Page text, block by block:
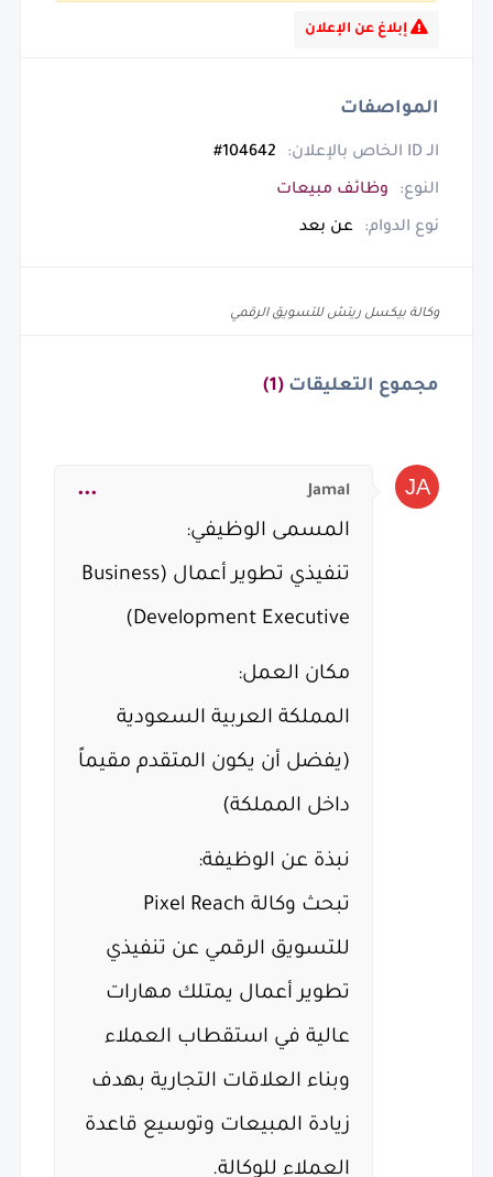
إبلاغ عن الإعلان
المواصفات
الـ ID الخاص بالإعلان: 104642#
النوع: وظائف مبيعات
نوع الدوام: عن بعد
وكالة بيكسل ريتش للتسويق الرقمي
مجموع التعليقات (1)
Jamal
المسمى الوظيفي:
تنفيذي تطوير أعمال (Business
Development Executive)
مكان العمل:
المملكة العربية السعودية
(يفضل أن يكون المتقدم مقيماً
داخل المملكة)
نبذة عن الوظيفة:
تبحث وكالة Pixel Reach
للتسويق الرقمي عن تنفيذي
تطوير أعمال يمتلك مهارات
عالية في استقطاب العملاء
وبناء العلاقات التجارية بهدف
زيادة المبيعات وتوسيع قاعدة
العملاء للوكالة.